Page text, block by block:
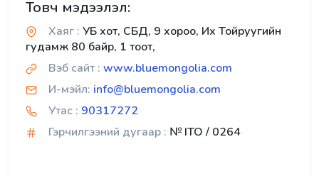
Товч мэдээлэл:
Хаяг : УБ хот, СБД, 9 хороо, Их Тойруугийн
гудамж 80 байр, 1 тоот,
Вэб сайт : www.bluemongolia.com
И-мэйл: info@bluemongolia.com
Утас : 90317272
Гэрчилгээний дугаар : № ITO / 0264